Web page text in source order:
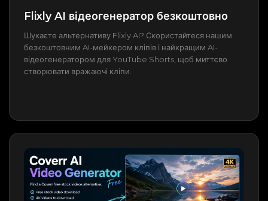
Flixly AI відеогенератор безкоштовно
Шукаєте альтернативу Flixly AI? Скористайтеся нашим
безкоштовним AI-мейкером кліпів і найкращим AI-
відеогенератором для YouTube Shorts, щоб миттєво
створювати вражаючі кліпи.